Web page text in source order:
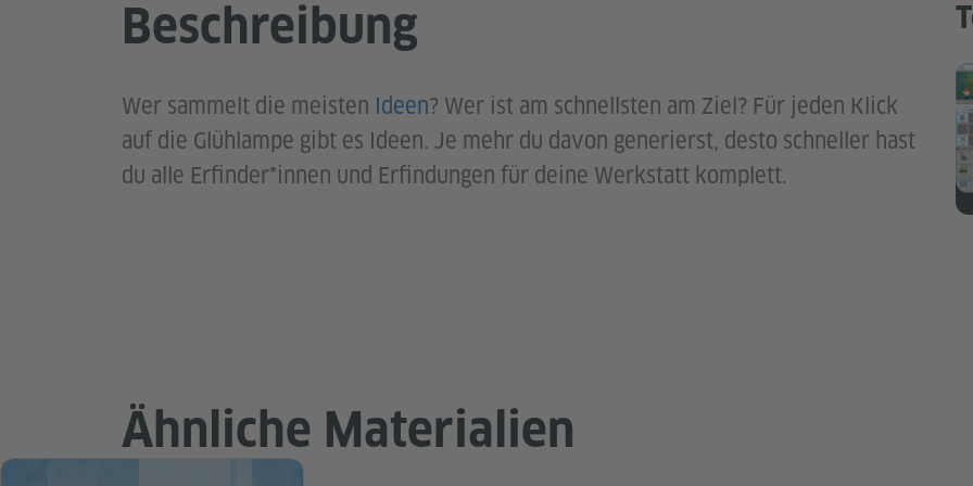
Beschreibung
Wer sammelt die meisten Ideen? Wer ist am schnellsten am Ziel? Für jeden Klick
auf die Glühlampe gibt es Ideen. Je mehr du davon generierst, desto schneller hast
du alle Erfinder*innen und Erfindungen für deine Werkstatt komplett.
Ähnliche Materialien